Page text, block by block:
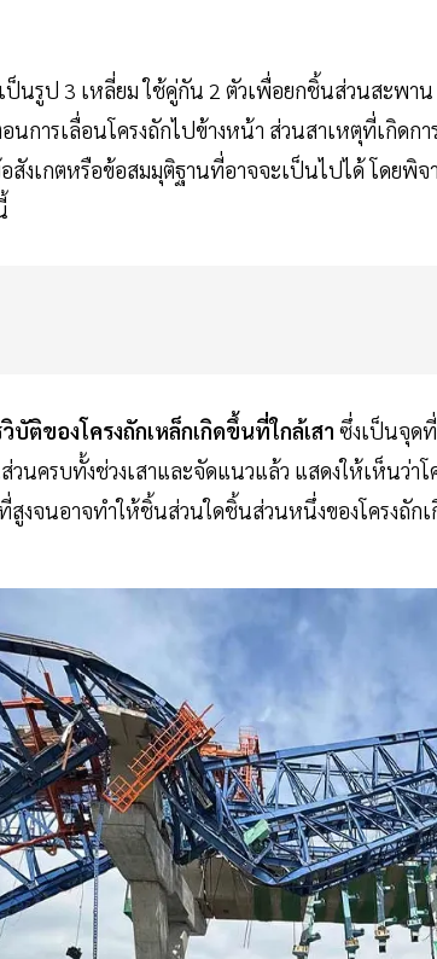
นรูป 3 เหลี่ยม ใช้คู่กัน 2 ตัวเพื่อยกชิ้นส่วนสะพา
นการเลื่อนโครงถักไปข้างหน้า ส่วนสาเหตุที่เกิดก
สังเกตหรือข้อสมมุติฐานที่อาจจะเป็นไปได้ โดยพิ
ติของโครงถักเหล็กเกิดขึ้นที่ใกล้เสา ซึ่งเป็นจุด
วนครบทั้งช่วงเสาและจัดแนวแล้ว แสดงให้เห็นว่
สูงจนอาจทำให้ชิ้นส่วนใดชิ้นส่วนหนึ่งของโครงถัก